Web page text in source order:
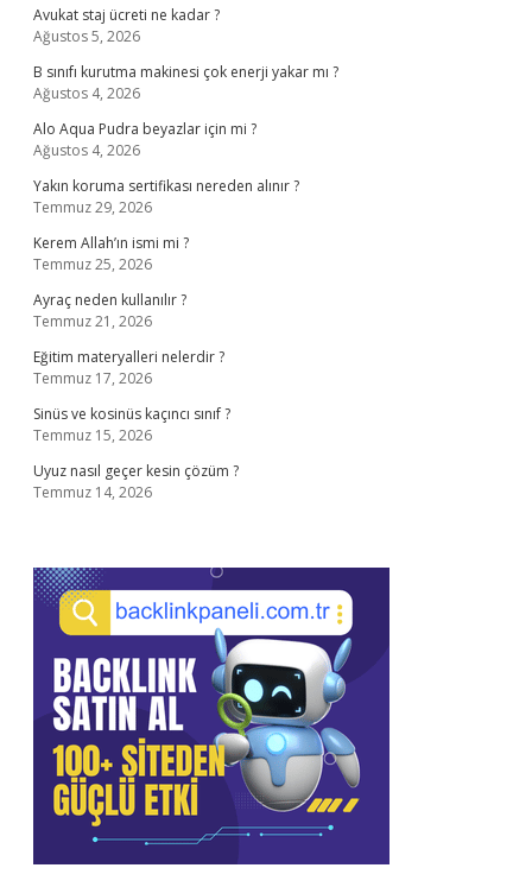
Avukat staj ücreti ne kadar ?
Ağustos 5, 2026
B sınıfı kurutma makinesi çok enerji yakar mı ?
Ağustos 4, 2026
Alo Aqua Pudra beyazlar için mi ?
Ağustos 4, 2026
Yakın koruma sertifikası nereden alınır ?
Temmuz 29, 2026
Kerem Allah’ın ismi mi ?
Temmuz 25, 2026
Ayraç neden kullanılır ?
Temmuz 21, 2026
Eğitim materyalleri nelerdir ?
Temmuz 17, 2026
Sinüs ve kosinüs kaçıncı sınıf ?
Temmuz 15, 2026
Uyuz nasıl geçer kesin çözüm ?
Temmuz 14, 2026